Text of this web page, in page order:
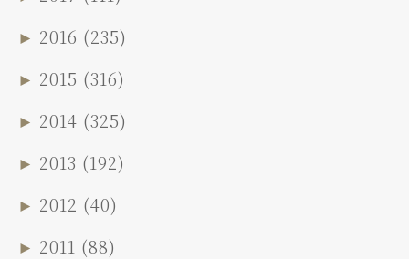
► 2016 (235)
► 2015 (316)
► 2014 (325)
► 2013 (192)
► 2012 (40)
► 2011 (88)